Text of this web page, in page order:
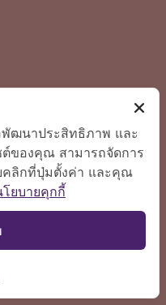
พัฒนาประสิทธิภาพ และ
ของคุณ สามารถจัดการ
คลิกที่ปุ่มตั้งค่า และคุณ
โยบายคุกกี้